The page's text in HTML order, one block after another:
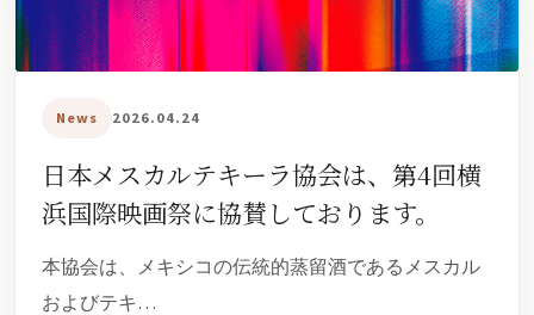
News 2026.04.24
日本メスカルテキーラ協会は、第4回横
浜国際映画祭に協賛しております。
本協会は、メキシコの伝統的蒸留酒であるメスカル
およびテキ…